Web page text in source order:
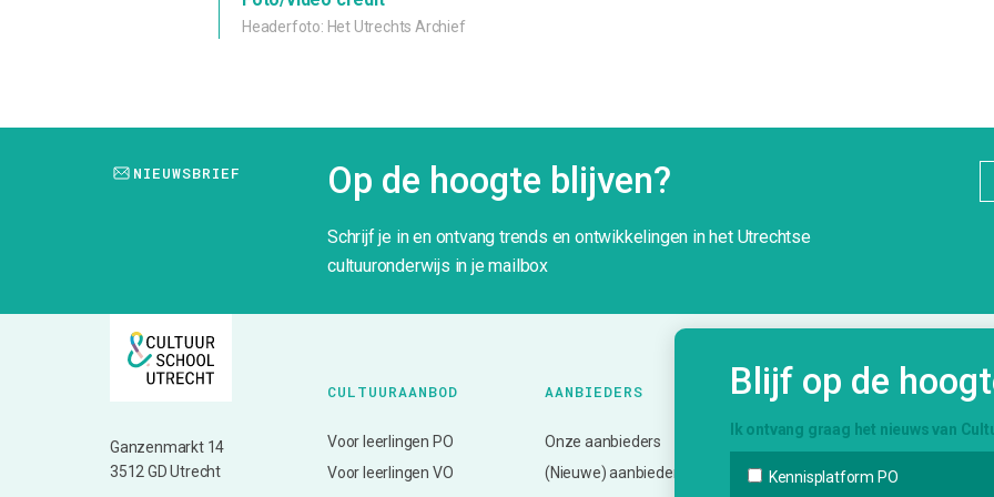
Headerfoto: Het Utrechts Archief
NIEUWSBRIEF Op de hoogte blijven?
Schrijf je in en ontvang trends en ontwikkelingen in het Utrechtse
cultuuronderwijs in je mailbox
Ganzenmarkt 14
3512 GD Utrecht
CULTUURAANBOD
Voor leerlingen PO
Voor leerlingen VO
AANBIEDERS
Onze aanbieders
(Nieuwe) aanbieder?
ONZE
Blijf op de
Ik ontvang graag het nieuws van
Kennisplatform PO